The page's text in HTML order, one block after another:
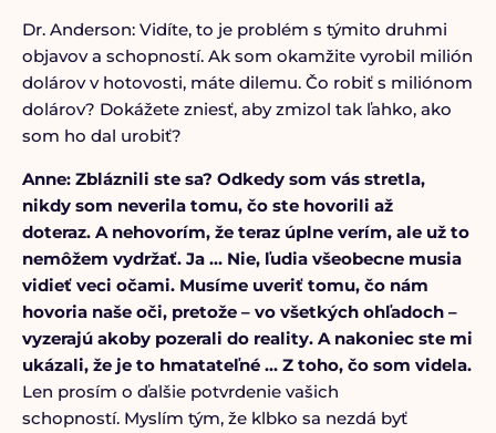
Dr. Anderson: Vidíte, to je problém s týmito druhmi
objavov a schopností. Ak som okamžite vyrobil milión
dolárov v hotovosti, máte dilemu. Čo robiť s miliónom
dolárov? Dokážete zniesť, aby zmizol tak ľahko, ako
som ho dal urobiť?
Anne: Zbláznili ste sa? Odkedy som vás stretla,
nikdy som neverila tomu, čo ste hovorili až
doteraz. A nehovorím, že teraz úplne verím, ale už to
nemôžem vydržať. Ja … Nie, ľudia všeobecne musia
vidieť veci očami. Musíme uveriť tomu, čo nám
hovoria naše oči, pretože – vo všetkých ohľadoch –
vyzerajú akoby pozerali do reality. A nakoniec ste mi
ukázali, že je to hmatateľné … Z toho, čo som videla.
Len prosím o ďalšie potvrdenie vašich
schopností. Myslím tým, že klbko sa nezdá byť